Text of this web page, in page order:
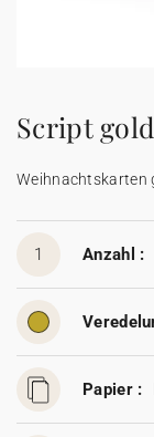
Aufkleber
Script
Weihnachtskarten
1 Anzahl :
Papier :